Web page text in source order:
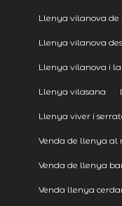
Llenya vilanova de
Llenya vilanova
Llenya vilanova i
Llenya vilasana
Llenya viver i
Venda de llenya al
Venda de llenya
Venda llenya